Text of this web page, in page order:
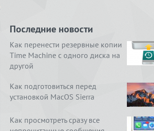
Последние новости
Как перенести резервные копии
Time Machine с одного диска на
другой
Как подготовиться перед
установкой MacOS Sierra
Как просмотреть сразу все